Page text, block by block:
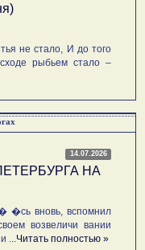
не стало, И до того
рыбьем стало –
14.07.2026
НА
вновь, вспомнил
возвеличи вании
...Читать полностью »